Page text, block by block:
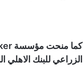
الزراعي للبنك